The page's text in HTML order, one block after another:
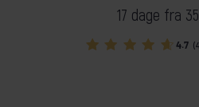
17 dage fra
4.7